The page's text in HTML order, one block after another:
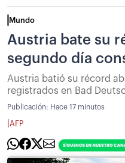
Mundo
Austria bate su
segundo día
Austria batió su récord
registrados en Bad
Publicación: Hace 17 minutos
AFP